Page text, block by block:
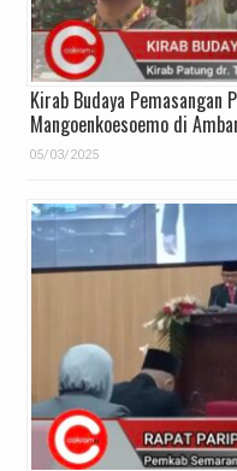
Kirab Budaya
Mangoenkoesoemo di
05/03/2025